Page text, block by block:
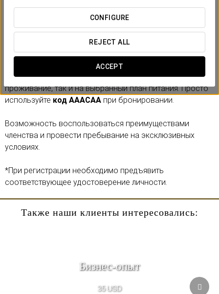
CONFIGURE
REJECT ALL
ACCEPT
пребывание
Воспользуйтесь эксклюзивными преимуществами во
время вашего следующего пребывания.
Если вы являетесь членом AAA или CAA, вы можете
получитьскидку 15% на бронирование, как на
проживание, так и на выбранный план питания. Просто
используйте код AAACAA при бронировании.
Возможность воспользоваться преимуществами
членства и провести пребывание на эксклюзивных
условиях.
*При регистрации необходимо предъявить
соответствующее удостоверение личности.
Также наши клиенты интересовались:
Бизнес-опыт
35 USD